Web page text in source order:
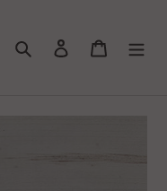
Suchen Einloggen